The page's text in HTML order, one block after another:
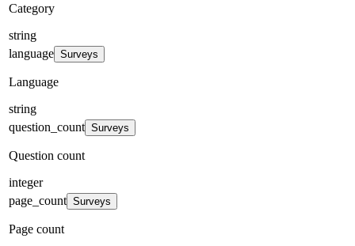
Category
string
language Surveys
Language
string
question_count Surveys
Question count
integer
page_count Surveys
Page count